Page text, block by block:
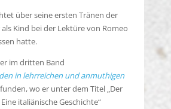
über seine ersten Tränen der
Kind bei der Lektüre von Romeo
hatte.
im dritten Band
in lehrreichen und anmuthigen
wo er unter dem Titel „Der
italiänische Geschichte“